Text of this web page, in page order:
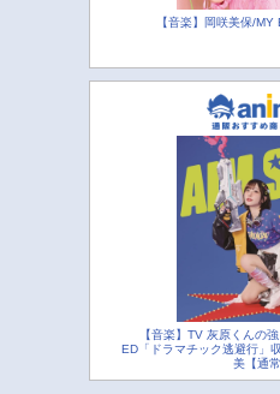
【音楽】岡咲美保/MY
【音楽】TV 灰原くんの
ED「ドラマチック逃避行」
美【通常